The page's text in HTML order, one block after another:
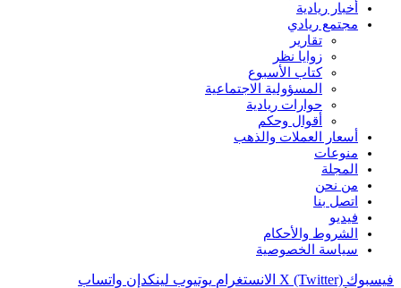
أخبار ريادية
مجتمع ريادي
تقارير
زوايا نظر
كتاب الأسبوع
المسؤولية الاجتماعية
حوارات ريادية
أقوال وحكم
أسعار العملات والذهب
منوعات
المجلة
من نحن
اتصل بنا
فيديو
الشروط والأحكام
سياسة الخصوصية
فيسبوك X (Twitter) الانستغرام يوتيوب لينكدإن واتساب